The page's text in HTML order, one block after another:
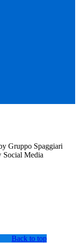
Gruppo Spaggiari
Social Media
Back to top